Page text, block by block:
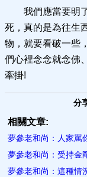
我們應當要明
死，真的是為往生
物，就要看破一些
們心裡念念就念佛
牽掛!
分
相關文章:
夢參老和尚：人家罵
夢參老和尚：受持金
夢參老和尚：這種情